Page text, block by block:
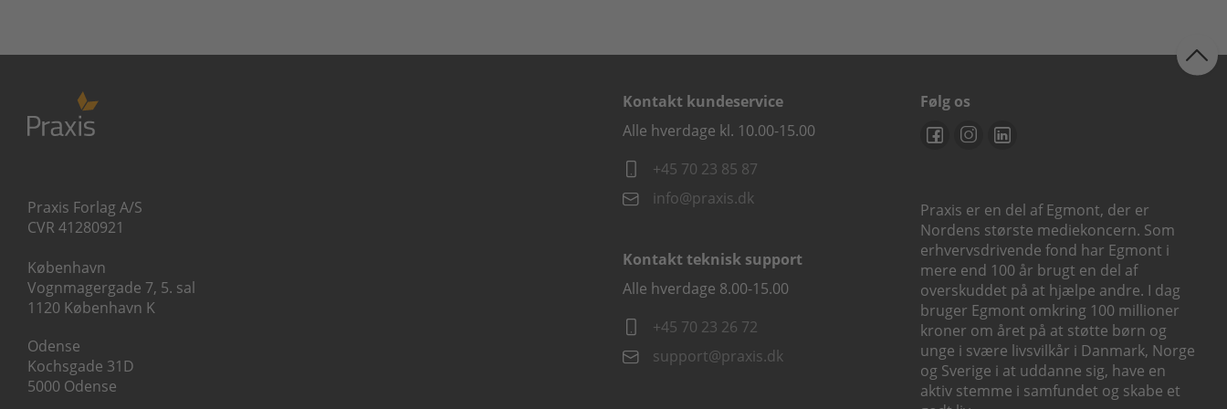
Praxis Forlag A/S
CVR 41280921
København
Vognmagergade 7, 5. sal
1120 København K
Odense
Kochsgade 31D
5000 Odense
Kontakt kundeservice
Alle hverdage kl. 10.00-15.00
+45 70 23 85 87
info@praxis.dk
Kontakt teknisk support
Alle hverdage 8.00-15.00
+45 70 23 26 72
support@praxis.dk
Følg os
Praxis er en del af Egmont, der er
Nordens største mediekoncern. Som
erhvervsdrivende fond har Egmont i
mere end 100 år brugt en del af
overskuddet på at hjælpe andre. I dag
bruger Egmont omkring 100 millioner
kroner om året på at støtte børn og
unge i svære livsvilkår i Danmark, Norge
og Sverige i at uddanne sig, have en
aktiv stemme i samfundet og skabe et